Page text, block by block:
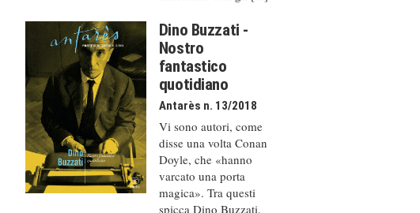
Dino Buzzati -
Nostro
fantastico
quotidiano
Antarès n. 13/2018
Vi sono autori, come
disse una volta Conan
Doyle, che «hanno
varcato una porta
magica». Tra questi
spicca Dino Buzzati,